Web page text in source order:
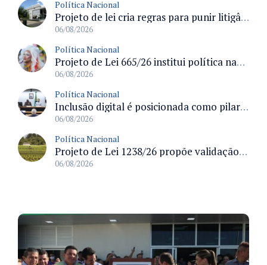
Política Nacional
Projeto de lei cria regras para punir litigância abusiva reversa e integrar sistemas do Judiciário
06/08/2026
Política Nacional
Projeto de Lei 665/26 institui política nacional para prevenção ao transfeminicídio e prevê medidas de proteção e reparação
06/08/2026
Política Nacional
Inclusão digital é posicionada como pilar essencial da reurbanização de favelas e periferias
06/08/2026
Política Nacional
Projeto de Lei 1238/26 propõe validação automática do Cadastro Ambiental Rural para imóveis de até quatro módulos fiscais
06/08/2026